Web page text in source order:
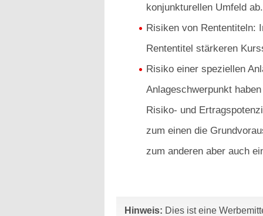
konjunkturellen Umfeld ab.
Risiken von Rententiteln:
Rententitel stärkeren
Risiko einer speziellen
Anlageschwerpunkt
Risiko- und
zum einen die
zum anderen aber auch
Hinweis: Dies ist eine